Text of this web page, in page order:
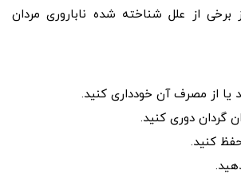
برخی از علل شناخته شده ناباروری مردان
یا از مصرف آن خودداری کنید.
گردان دوری کنید.
کنید.